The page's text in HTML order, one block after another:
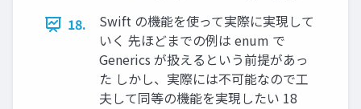
18.
Swift の機能を使って実際に実現して
いく 先ほどまでの例は enum で
Generics が扱えるという前提があっ
た しかし、実際には不可能なので⼯
夫して同等の機能を実現したい 18